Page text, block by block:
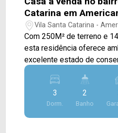
Catarina em
Vila Santa Catarina -
Com 250M² de terreno e
esta residência oferece
excelente estado de
localização estratégica,
tanto para moradia quanto
imóvel com potencial para
comercial. A área social proporciona ambientes
confortáveis para a rotina
3
Dorm.
2
Banho